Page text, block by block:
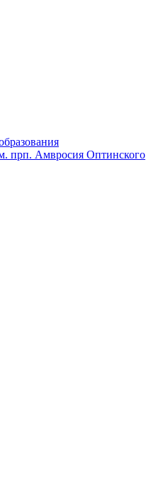
прп. Амвросия Оптинского